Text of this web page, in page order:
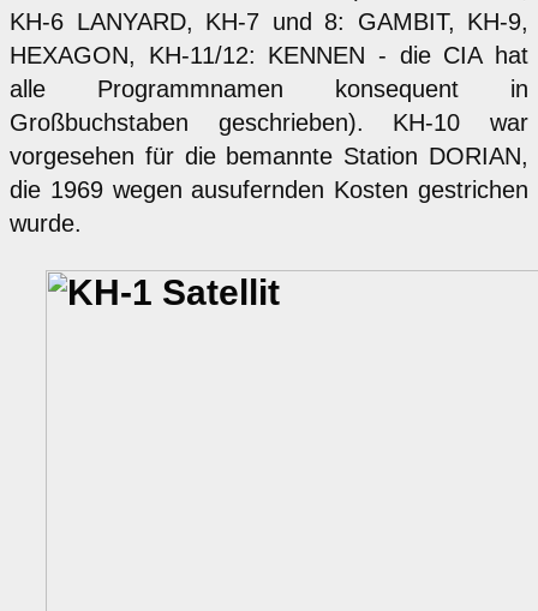
KH-6 LANYARD, KH-7 und 8: GAMBIT, KH-9,
HEXAGON, KH-11/12: KENNEN - die CIA hat
alle Programmnamen konsequent in
Großbuchstaben geschrieben). KH-10 war
vorgesehen für die bemannte Station DORIAN,
die 1969 wegen ausufernden Kosten gestrichen
wurde.